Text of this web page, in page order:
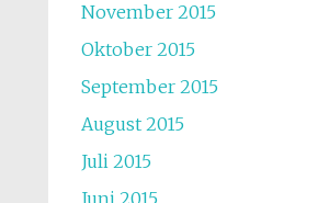
November 2015
Oktober 2015
September 2015
August 2015
Juli 2015
Juni 2015